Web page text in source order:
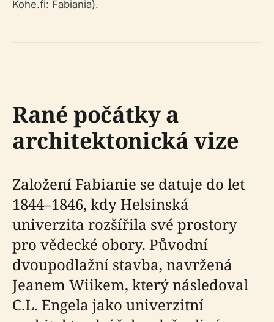
Kohe.fi: Fabiania).
Rané počátky a
architektonická vize
Založení Fabianie se datuje do let
1844–1846, kdy Helsinská
univerzita rozšířila své prostory
pro vědecké obory. Původní
dvoupodlažní stavba, navržená
Jeanem Wiikem, který následoval
C.L. Engela jako univerzitní